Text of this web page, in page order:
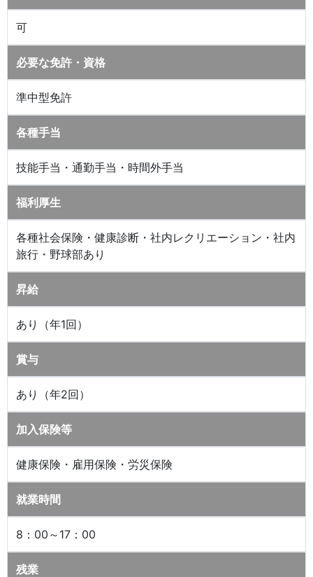
可
必要な免許・資格
準中型免許
各種手当
技能手当・通勤手当・時間外手当
福利厚生
各種社会保険・健康診断・社内レクリエーション・社内
旅行・野球部あり
昇給
あり（年1回）
賞与
あり（年2回）
加入保険等
健康保険・雇用保険・労災保険
就業時間
8：00～17：00
残業